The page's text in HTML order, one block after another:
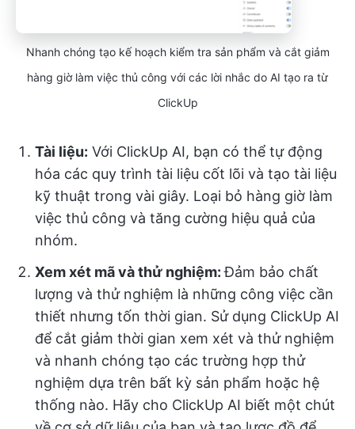
Nhanh chóng tạo kế hoạch kiểm tra sản phẩm và cắt giảm
hàng giờ làm việc thủ công với các lời nhắc do AI tạo ra từ
ClickUp
Tài liệu: Với ClickUp AI, bạn có thể tự động
hóa các quy trình tài liệu cốt lõi và tạo tài liệu
kỹ thuật trong vài giây. Loại bỏ hàng giờ làm
việc thủ công và tăng cường hiệu quả của
nhóm.
Xem xét mã và thử nghiệm:Đảm bảo chất
lượng và thử nghiệm là những công việc cần
thiết nhưng tốn thời gian. Sử dụng ClickUp AI
để cắt giảm thời gian xem xét và thử nghiệm
và nhanh chóng tạo các trường hợp thử
nghiệm dựa trên bất kỳ sản phẩm hoặc hệ
thống nào. Hãy cho ClickUp AI biết một chút